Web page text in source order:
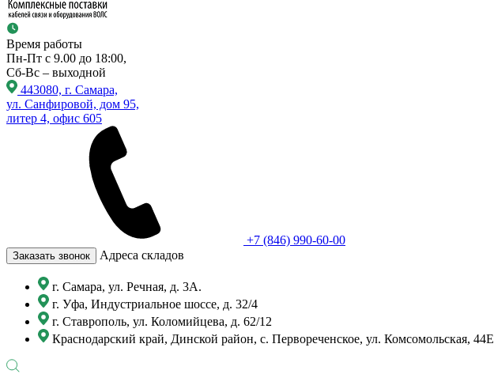
Время работы
Пн-Пт с 9.00 до 18:00,
Сб-Вс – выходной
443080, г. Самара,
ул. Санфировой, дом 95,
литер 4, офис 605
+7 (846) 990-60-00
Заказать звонок Адреса складов
г. Самара, ул. Речная, д. 3А.
г. Уфа, Индустриальное шоссе, д. 32/4
г. Ставрополь, ул. Коломийцева, д. 62/12
Краснодарский край, Динской район, с. Первореченское, ул. Комсомольская, 44Е